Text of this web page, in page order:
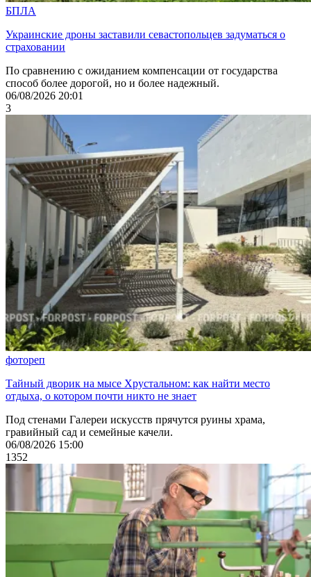
БПЛА
Украинские дроны заставили севастопольцев задуматься о
страховании
По сравнению с ожиданием компенсации от государства
способ более дорогой, но и более надежный.
06/08/2026 20:01
3
фотореп
Тайный дворик на мысе Хрустальном: как найти место
отдыха, о котором почти никто не знает
Под стенами Галереи искусств прячутся руины храма,
гравийный сад и семейные качели.
06/08/2026 15:00
1352